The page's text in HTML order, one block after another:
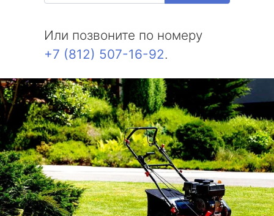
Или позвоните по номеру
+7 (812) 507-16-92.